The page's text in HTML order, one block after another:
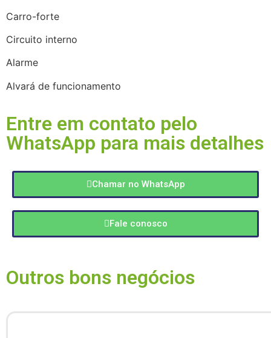
Carro-forte
Circuito interno
Alarme
Alvará de funcionamento
Entre em contato pelo
WhatsApp para mais detalhes
Chamar no WhatsApp
Fale conosco
Outros bons negócios